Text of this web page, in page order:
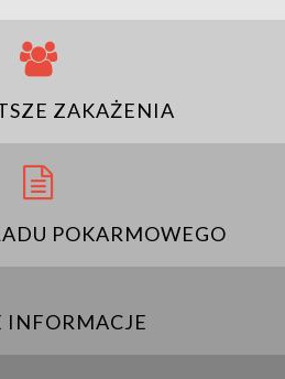
ZAKAŻENIA
POKARMOWEGO
INFORMACJE